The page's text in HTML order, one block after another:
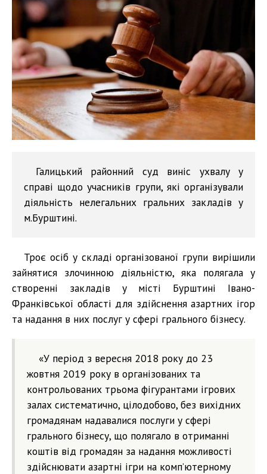
Галицький районний суд виніс ухвалу у
справі щодо учасників групи, які організували
діяльність нелегальних гральних закладів у
м.Бурштині.
Троє осіб у складі організованої групи вирішили
зайнятися злочинною діяльністю, яка полягала у
створенні закладів у місті Бурштині Івано-
Франківської області для здійснення азартних ігор
та надання в них послуг у сфері грального бізнесу.
«У період з вересня 2018 року до 23
жовтня 2019 року в організованих та
контрольованих трьома фігурантами ігрових
залах систематично, цілодобово, без вихідних
громадянам надавалися послуги у сфері
грального бізнесу, що полягало в отриманні
коштів від громадян за надання можливості
здійснювати азартні ігри на комп’ютерному